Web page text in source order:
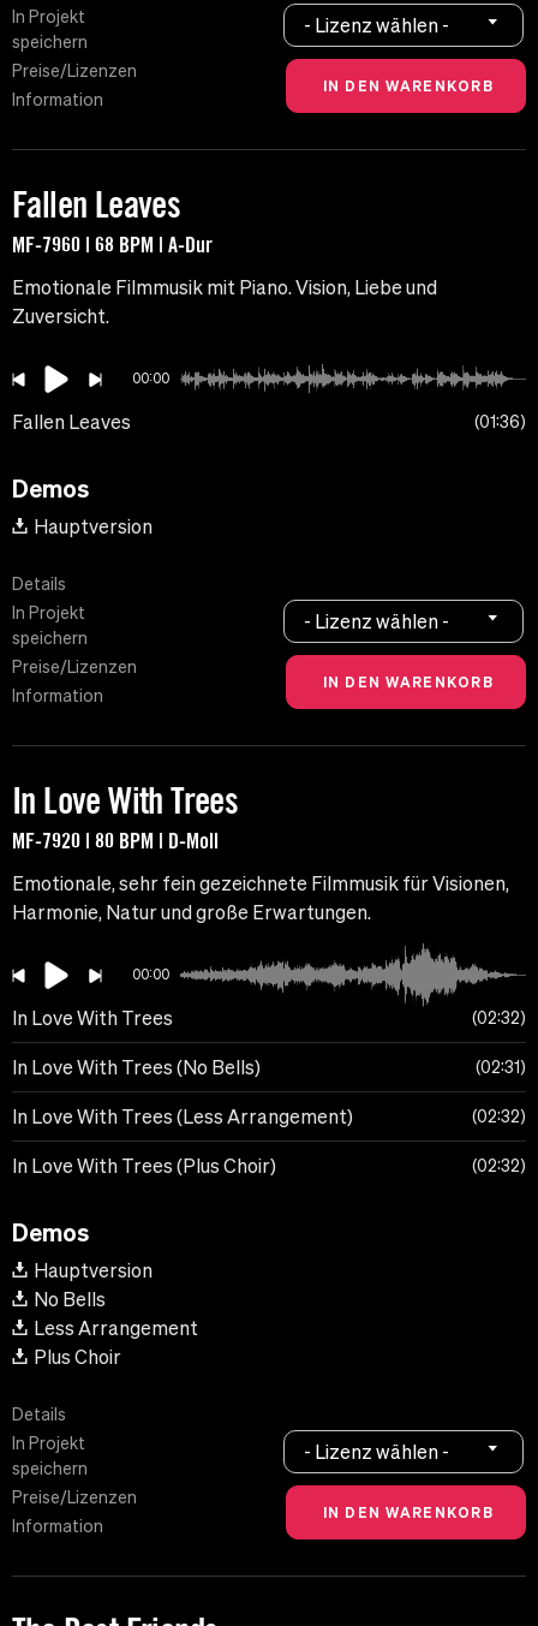
In Projekt
speichern
Preise/Lizenzen
Information
- Lizenz wählen -
Fallen Leaves
MF-7960 | 68 BPM | A-Dur
Emotionale Filmmusik mit Piano. Vision, Liebe und
Zuversicht.
00:00
Fallen Leaves 01:36
Demos
Hauptversion
Details
In Projekt
speichern
Preise/Lizenzen
Information
- Lizenz wählen -
In Love With Trees
MF-7920 | 80 BPM | D-Moll
Emotionale, sehr fein gezeichnete Filmmusik für Visionen,
Harmonie, Natur und große Erwartungen.
00:00
In Love With Trees 02:32
In Love With Trees (No Bells) 02:31
In Love With Trees (Less Arrangement) 02:32
In Love With Trees (Plus Choir) 02:32
Demos
Hauptversion
No Bells
Less Arrangement
Plus Choir
Details
In Projekt
speichern
Preise/Lizenzen
Information
- Lizenz wählen -